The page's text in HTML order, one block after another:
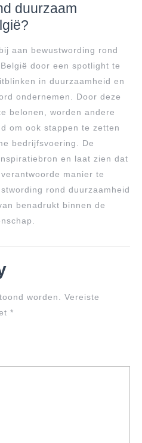
duurzaam
aan bewustwording rond
door een spotlight te
in duurzaamheid en
ondernemen. Door deze
belonen, worden andere
om ook stappen te zetten
bedrijfsvoering. De
en laat zien dat
manier te
rond duurzaamheid
benadrukt binnen de
worden.
Vereiste
*